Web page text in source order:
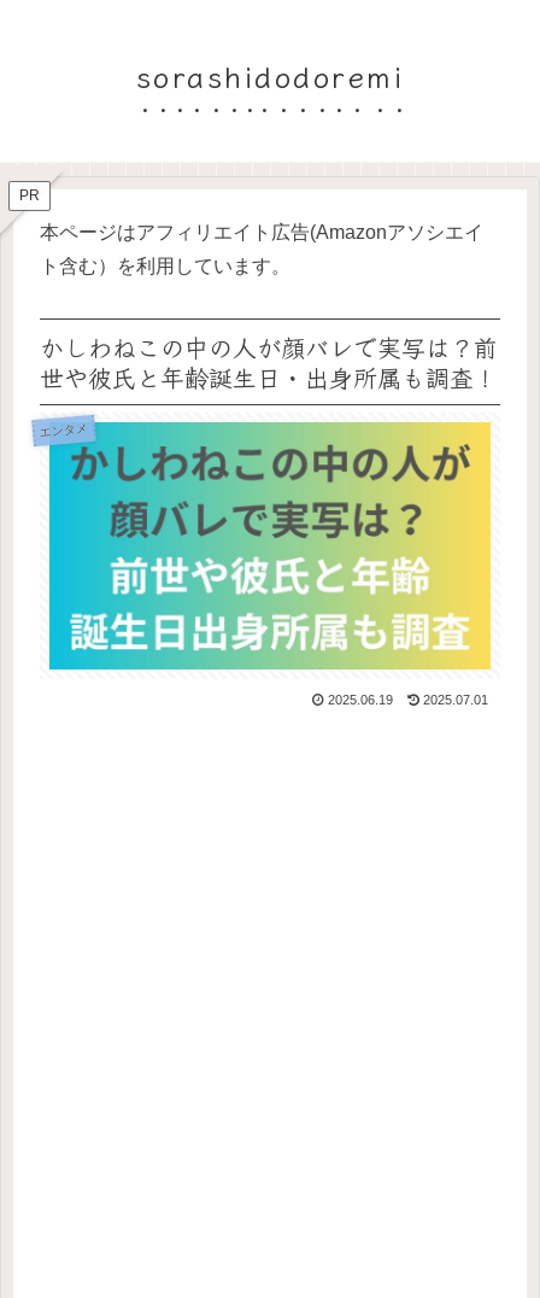
sorashidodoremi
PR
本ページはアフィリエイト広告(Amazonアソシエイ
ト含む）を利用しています。
かしわねこの中の人が顔バレで実写は？前
世や彼氏と年齢誕生日・出身所属も調査！
エンタメ
2025.06.19 2025.07.01